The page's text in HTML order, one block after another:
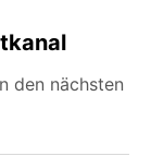
den nächsten